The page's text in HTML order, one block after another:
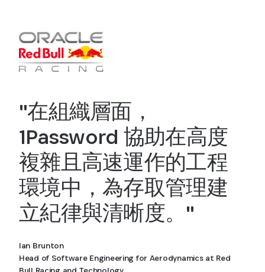
"在組織層面，
1Password 協助在高度
複雜且高速運作的工程
環境中，為存取管理建
立紀律與清晰度。"
Ian Brunton
Head of Software Engineering for Aerodynamics at Red